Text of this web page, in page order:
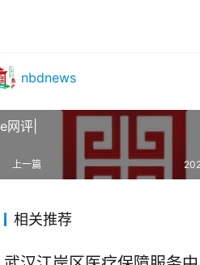
nbdnews
e网评|
上一篇
相关推荐